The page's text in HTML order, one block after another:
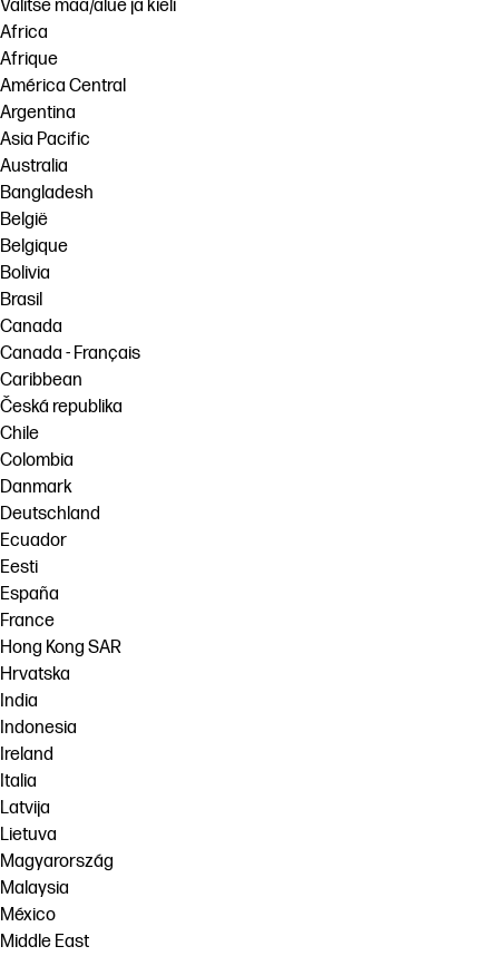
Valitse maa/alue ja kieli
Africa
Afrique
América Central
Argentina
Asia Pacific
Australia
Bangladesh
België
Belgique
Bolivia
Brasil
Canada
Canada - Français
Caribbean
Česká republika
Chile
Colombia
Danmark
Deutschland
Ecuador
Eesti
España
France
Hong Kong SAR
Hrvatska
India
Indonesia
Ireland
Italia
Latvija
Lietuva
Magyarország
Malaysia
México
Middle East